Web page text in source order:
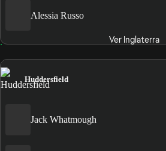
Alessia Russo
Ver Inglaterra
Huddersfield
Jack Whatmough